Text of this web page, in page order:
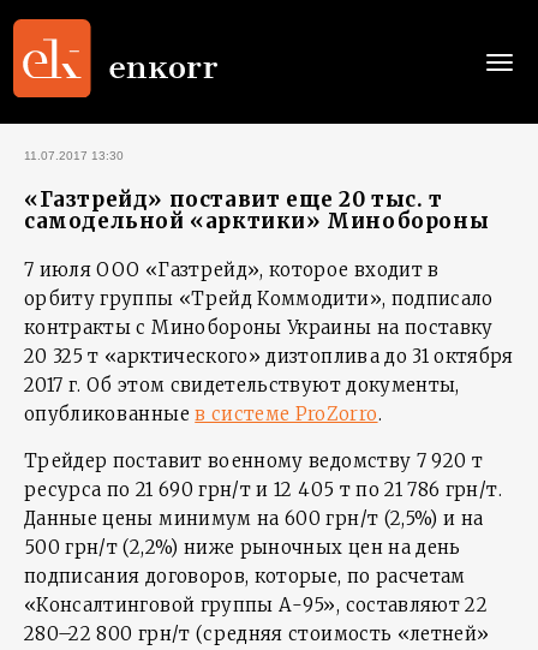
11.07.2017 13:30
«Газтрейд» поставит еще 20 тыс. т
самодельной «арктики» Минобороны
7 июля ООО «Газтрейд», которое входит в
орбиту группы «Трейд Коммодити», подписало
контракты с Минобороны Украины на поставку
20 325 т «арктического» дизтоплива до 31 октября
2017 г. Об этом свидетельствуют документы,
опубликованныев системе ProZorro.
Трейдер поставит военному ведомству 7 920 т
ресурса по 21 690 грн/т и 12 405 т по 21 786 грн/т.
Данные цены минимум на 600 грн/т (2,5%) и на
500 грн/т (2,2%) ниже рыночных цен на день
подписания договоров, которые, по расчетам
«Консалтинговой группы А-95», составляют 22
280–22 800 грн/т (средняя стоимость «летней»